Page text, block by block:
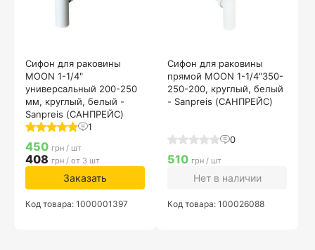
Сифон для раковины
MOON 1-1/4"
универсальный 200-250
мм, круглый, белый -
Sanpreis (САНПРЕЙС)
1
450 грн / шт
408 грн / от 3 шт
Заказать
Код товара: 1000001397
Сифон для раковины
прямой MOON 1-1/4"350-
250-200, круглый, белый
- Sanpreis (САНПРЕЙС)
0
510 грн / шт
Нет в наличии
Код товара: 100026088